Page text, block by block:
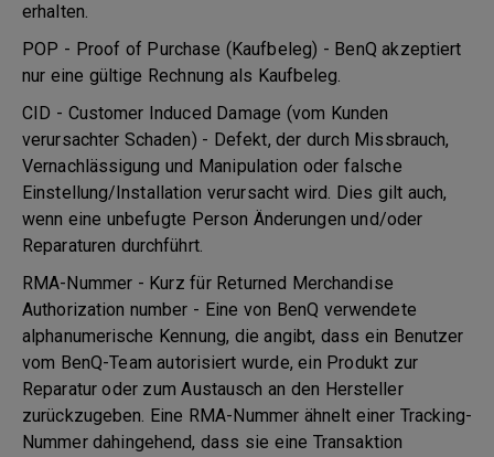
erhalten.
POP - Proof of Purchase (Kaufbeleg) - BenQ akzeptiert
nur eine gültige Rechnung als Kaufbeleg.
CID - Customer Induced Damage (vom Kunden
verursachter Schaden) - Defekt, der durch Missbrauch,
Vernachlässigung und Manipulation oder falsche
Einstellung/Installation verursacht wird. Dies gilt auch,
wenn eine unbefugte Person Änderungen und/oder
Reparaturen durchführt.
RMA-Nummer - Kurz für Returned Merchandise
Authorization number - Eine von BenQ verwendete
alphanumerische Kennung, die angibt, dass ein Benutzer
vom BenQ-Team autorisiert wurde, ein Produkt zur
Reparatur oder zum Austausch an den Hersteller
zurückzugeben. Eine RMA-Nummer ähnelt einer Tracking-
Nummer dahingehend, dass sie eine Transaktion